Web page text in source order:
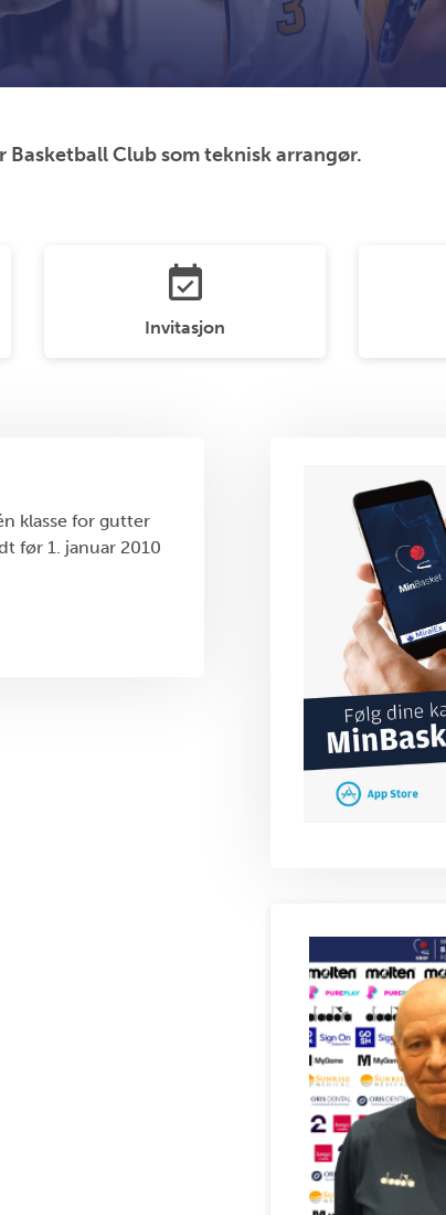
Basketball Club som teknisk arrangør.
event_available
Invitasjon
klasse for gutter
før 1. januar 2010